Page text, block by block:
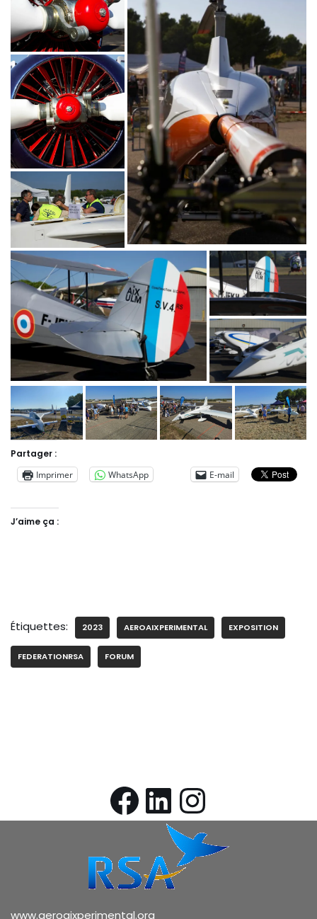
Partager :
Imprimer
WhatsApp E-mail
J’aime ça :
Étiquettes: 2023 AEROAIXPERIMENTAL EXPOSITION
FEDERATIONRSA FORUM
www.aeroaixperimental.org